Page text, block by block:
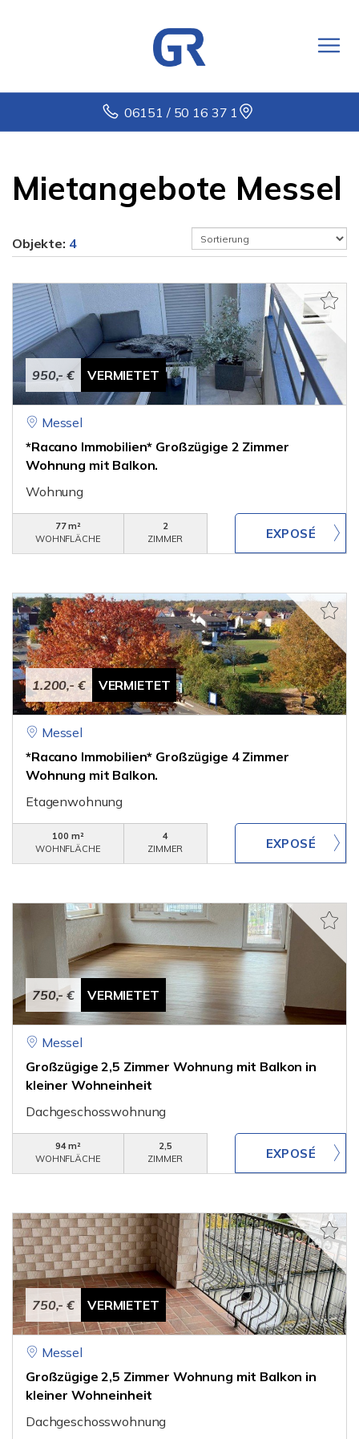
06151 / 50 16 37 1
Mietangebote Messel
Objekte: 4
950,- € VERMIETET
Messel
*Racano Immobilien* Großzügige 2 Zimmer
Wohnung mit Balkon.
Wohnung
77 m²
WOHNFLÄCHE
2
ZIMMER
1.200,- € VERMIETET
Messel
*Racano Immobilien* Großzügige 4 Zimmer
Wohnung mit Balkon.
Etagenwohnung
100 m²
WOHNFLÄCHE
4
ZIMMER
750,- € VERMIETET
Messel
Großzügige 2,5 Zimmer Wohnung mit Balkon in
kleiner Wohneinheit
Dachgeschosswohnung
94 m²
WOHNFLÄCHE
2,5
ZIMMER
750,- € VERMIETET
Messel
Großzügige 2,5 Zimmer Wohnung mit Balkon in
kleiner Wohneinheit
Dachgeschosswohnung